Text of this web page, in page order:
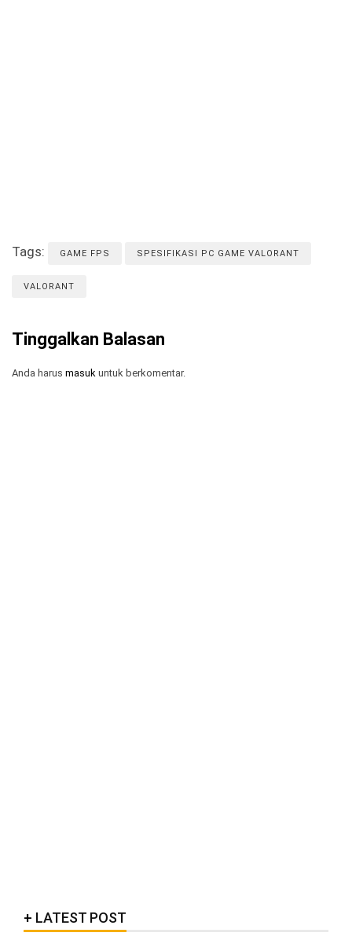
Tags: GAME FPS SPESIFIKASI PC GAME VALORANT
VALORANT
Tinggalkan Balasan
Anda harus masuk untuk berkomentar.
LATEST POST